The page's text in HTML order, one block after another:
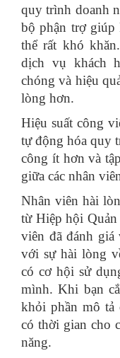
quy trình doanh
bộ phận trợ giúp
thể rất khó
dịch vụ khách
chóng và hiệu
lòng hơn.
Hiệu suất công
tự động hóa quy
công ít hơn và
giữa các nhân
Nhân viên hài
từ Hiệp hội
viên đã đánh giá
với sự hài lòng
có cơ hội sử
mình. Khi bạn
khỏi phần mô tả
có thời gian cho
năng.